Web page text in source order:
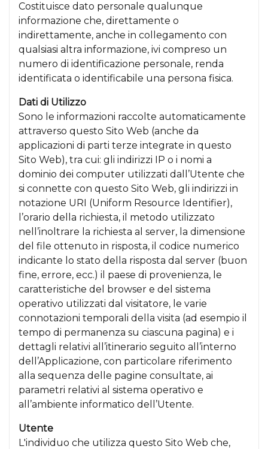
Costituisce dato personale qualunque
informazione che, direttamente o
indirettamente, anche in collegamento con
qualsiasi altra informazione, ivi compreso un
numero di identificazione personale, renda
identificata o identificabile una persona fisica.
Dati di Utilizzo
Sono le informazioni raccolte automaticamente
attraverso questo Sito Web (anche da
applicazioni di parti terze integrate in questo
Sito Web), tra cui: gli indirizzi IP o i nomi a
dominio dei computer utilizzati dall’Utente che
si connette con questo Sito Web, gli indirizzi in
notazione URI (Uniform Resource Identifier),
l’orario della richiesta, il metodo utilizzato
nell’inoltrare la richiesta al server, la dimensione
del file ottenuto in risposta, il codice numerico
indicante lo stato della risposta dal server (buon
fine, errore, ecc.) il paese di provenienza, le
caratteristiche del browser e del sistema
operativo utilizzati dal visitatore, le varie
connotazioni temporali della visita (ad esempio il
tempo di permanenza su ciascuna pagina) e i
dettagli relativi all’itinerario seguito all’interno
dell’Applicazione, con particolare riferimento
alla sequenza delle pagine consultate, ai
parametri relativi al sistema operativo e
all’ambiente informatico dell’Utente.
Utente
L'individuo che utilizza questo Sito Web che,